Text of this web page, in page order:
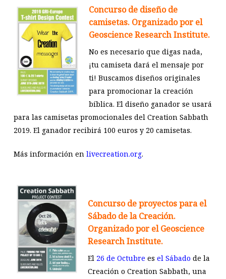
Concurso de diseño de
camisetas. Organizado por el
Geoscience Research Institute.
No es necesario que digas nada,
¡tu camiseta dará el mensaje por
ti! Buscamos diseños originales
para promocionar la creación
bíblica. El diseño ganador se usará
para las camisetas promocionales del Creation Sabbath
2019. El ganador recibirá 100 euros y 20 camisetas.
Más información en livecreation.org.
Concurso de proyectos para el
Sábado de la Creación.
Organizado por elGeoscience
Research Institute.
El 26 de Octubre es el Sábado de la
Creación o Creation Sabbath, una